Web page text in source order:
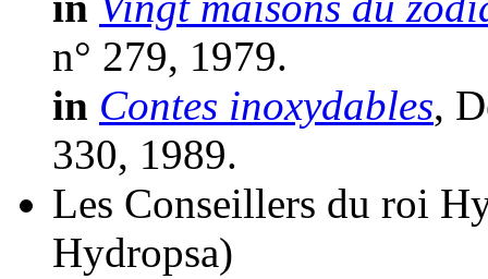
n° 279, 1979.
in Contes inoxydables,
330, 1989.
Les Conseillers du roi
Hydropsa)